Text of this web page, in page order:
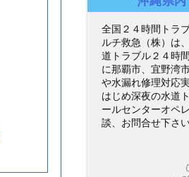
全国２４時間トラ
ルチ救急（株）は
道トラブル２４時
に那覇市、宜野湾
や水漏れ修理対応
はじめ深夜の水道
ールセンターオペ
談、お問合せ下さい